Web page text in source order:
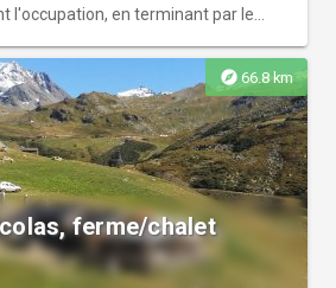
l'occupation, en terminant par le
explore 66.8 km
ferme/chalet